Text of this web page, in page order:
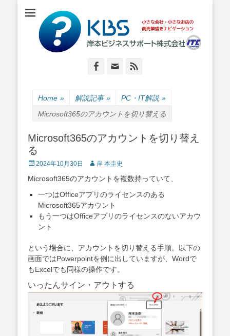
岸本ビジネスサポ
ート株式会社
小さな会社・小さなお店のIT経営をナビゲーション
Facebook
Email
Home » 解説記事 » PC・IT解説 »
Microsoft365のアカウントを切り替える
Microsoft365のアカウントを切り替え
る
Posted
2024年10月30日 Author
岸 本圭史
Microsoft365のアカウントを複数持っていて、
一つはOfficeアプリのライセンスのある
Microsoft365アカウント
もう一つはOfficeアプリのライセンスのないアカウ
ント
という場合に、アカウントを切り替える手順。以下の
画面ではPowerpointを例に出していますが、Wordで
もExcelでも同様の操作です。
いったんサイン・アウトする